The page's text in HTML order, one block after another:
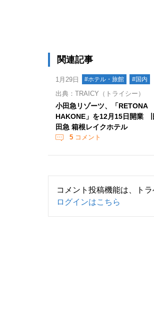
関連記事
1月29日 #ホテル・旅館 #国内
出典：TRAICY（トライシー）
小田急リゾーツ、「RETONA
HAKONE」を12月15日開業
田急 箱根レイクホテル
5 コメント
コメント投稿機能は、ト
ログインはこちら